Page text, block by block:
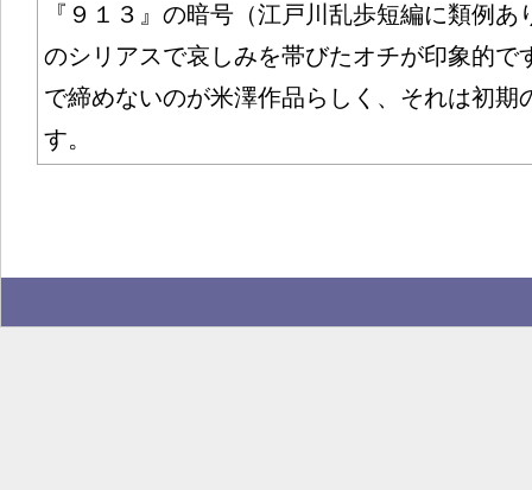
『９１３』の暗号（江戸川乱歩短編に類例
のシリアスで哀しみを帯びたオチが印象的で
で締めないのが米澤作品らしく、それは初期
す。